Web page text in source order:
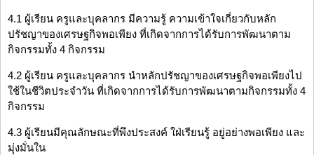
4.1 ผู้เรียน ครูและบุคลากร มีความรู้ ความเข้าใจเกี่ยวกับหลัก
ปรัชญาของเศรษฐกิจพอเพียง ที่เกิดจากการได้รับการพัฒนาตาม
กิจกรรมทั้ง 4 กิจกรรม
4.2 ผู้เรียน ครูและบุคลากร นำหลักปรัชญาของเศรษฐกิจพอเพียงไป
ใช้ในชีวิตประจำวัน ที่เกิดจากการได้รับการพัฒนาตามกิจกรรมทั้ง 4
กิจกรรม
4.3 ผู้เรียนมีคุณลักษณะที่พึงประสงค์ ใฝ่เรียนรู้ อยู่อย่างพอเพียง และ
มุ่งมั่นใน